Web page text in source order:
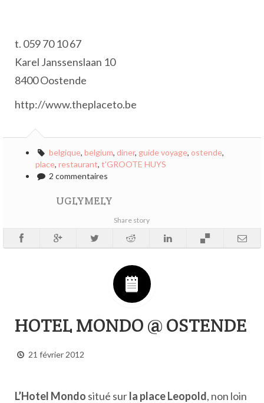
t. 059 70 10 67
Karel Janssenslaan 10
8400 Oostende
http://www.theplaceto.be
belgique, belgium, diner, guide voyage, ostende,
place, restaurant, t'GROOTE HUYS
2 commentaires
UGLYMELY
Share story
HOTEL MONDO @ OSTENDE
21 février 2012
L’Hotel Mondo situé surla place Leopold, non loin